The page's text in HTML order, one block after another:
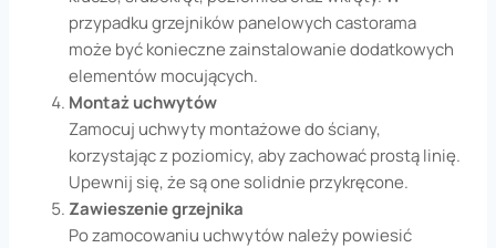
przypadku grzejników panelowych castorama
może być konieczne zainstalowanie dodatkowych
elementów mocujących.
Montaż uchwytów
Zamocuj uchwyty montażowe do ściany,
korzystając z poziomicy, aby zachować prostą linię.
Upewnij się, że są one solidnie przykręcone.
Zawieszenie grzejnika
Po zamocowaniu uchwytów należy powiesić